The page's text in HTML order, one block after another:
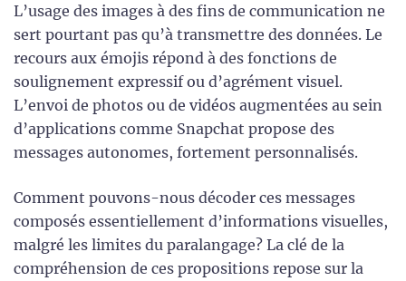
L’usage des images à des fins de communication ne
sert pourtant pas qu’à transmettre des données. Le
recours aux émojis répond à des fonctions de
soulignement expressif ou d’agrément visuel.
L’envoi de photos ou de vidéos augmentées au sein
d’applications comme Snapchat propose des
messages autonomes, fortement personnalisés.
Comment pouvons-nous décoder ces messages
composés essentiellement d’informations visuelles,
malgré les limites du paralangage? La clé de la
compréhension de ces propositions repose sur la